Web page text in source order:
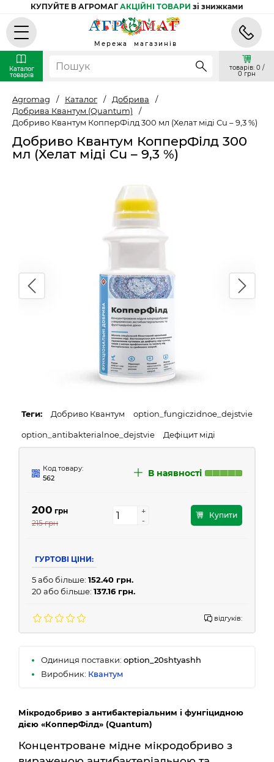
КУПУЙТЕ В АГРОМАГ АКЦІЙНІ ТОВАРИ зі знижками
Мережа магазинів
Каталог
товарів
товарів: 0 /
0 грн
Agromag / Каталог / Добрива
/
Добрива Квантум (Quantum)
/
Добриво Квантум КопперФілд 300 мл (Хелат міді Сu – 9,3 %)
Добриво Квантум КопперФілд 300
мл (Хелат міді Сu – 9,3 %)
Теги: Добриво Квантум option_fungiczidnoe_dejstvie
option_antibakterialnoe_dejstvie Дефіцит міді
Код товару:
562
В наявності
200 грн
215 грн
+
-
+
-
Купити
ГУРТОВІ ЦІНИ:
5 або більше: 152.40 грн.
20 або більше: 137.16 грн.
відгуків:
Одиниця поставки: option_20shtyashh
Виробник: Квантум
Мікродобриво з антибактеріальним і фунгіцидною
дією «КопперФілд» (Quantum)
Концентроване мідне мікродобриво з